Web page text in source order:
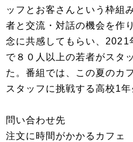
ッフとお客さんという枠組
者と交流・対話の機会を作
念に共感してもらい、2021
で８０人以上の若者がスタ
た。番組では、この夏のカ
スタッフに挑戦する高校1年
問い合わせ先
注文に時間がかかるカフェ